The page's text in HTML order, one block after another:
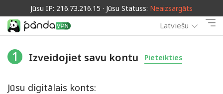
Jūsu IP: 216.73.216.15 · Jūsu Statuss: Neaizsargāts
Latviešu
1 Izveidojiet savu kontu Pieteikties
Jūsu digitālais konts: